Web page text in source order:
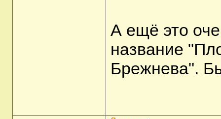
А ещё это
название
Брежнева".